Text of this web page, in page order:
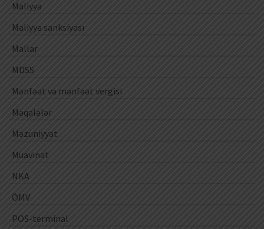
Maliyyə
Maliyyə sanksiyası
Mallar
MDSS
Mənfəət və mənfəət vergisi
Məqalələr
Məzuniyyət
Müavinət
NKA
ÖMV
POS-terminal